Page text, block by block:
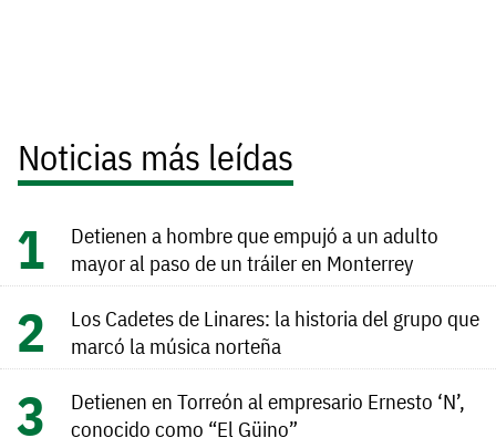
Noticias más leídas
Detienen a hombre que empujó a un adulto
mayor al paso de un tráiler en Monterrey
Los Cadetes de Linares: la historia del grupo que
marcó la música norteña
Detienen en Torreón al empresario Ernesto ‘N’,
conocido como “El Güino”